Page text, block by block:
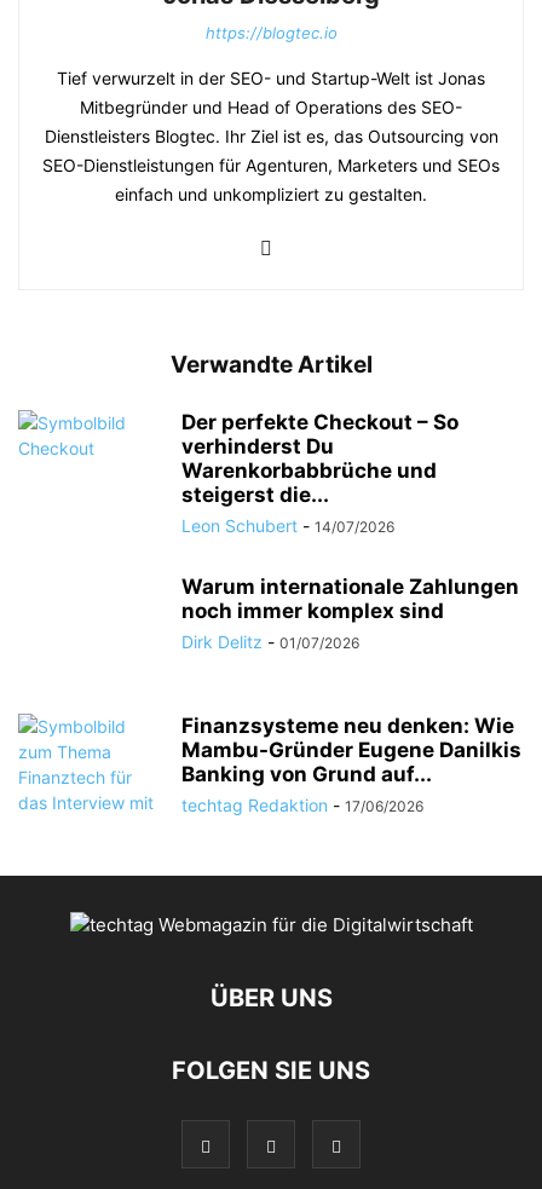
https://blogtec.io
Tief verwurzelt in der SEO- und Startup-Welt ist Jonas
Mitbegründer und Head of Operations des SEO-
Dienstleisters Blogtec. Ihr Ziel ist es, das Outsourcing von
SEO-Dienstleistungen für Agenturen, Marketers und SEOs
einfach und unkompliziert zu gestalten.
Verwandte Artikel
Der perfekte Checkout – So
verhinderst Du
Warenkorbabbrüche und
steigerst die...
Leon Schubert - 14/07/2026
Warum internationale Zahlungen
noch immer komplex sind
Dirk Delitz - 01/07/2026
Finanzsysteme neu denken: Wie
Mambu-Gründer Eugene Danilkis
Banking von Grund auf...
techtag Redaktion - 17/06/2026
ÜBER UNS
FOLGEN SIE UNS